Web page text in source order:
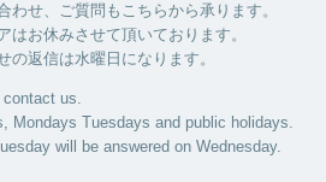
せ、ご質問もこちらから承ります。
お休みさせて頂いております。
返信は水曜日になります。
contact us.
Mondays Tuesdays and public holidays.
will be answered on Wednesday.